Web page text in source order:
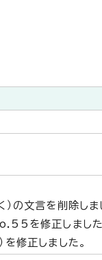
の文言を削除しま
を修正しました
修正しました。